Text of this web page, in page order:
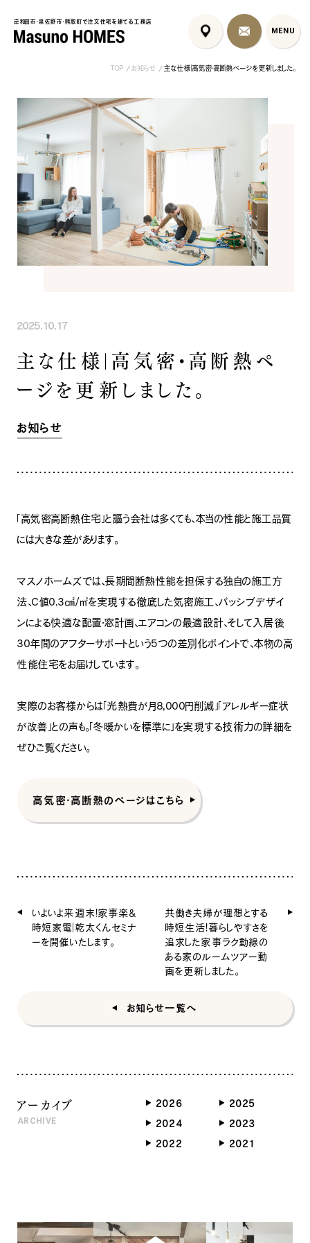
岸和田市・泉佐野市・熊取町で注文住宅を建てる工務店
MENU
MENU
岸和田市・泉佐野市・熊取町で注文住宅を建てる工務店
泉佐野市の北欧デザイン注文
住宅｜自然素材と...
泉佐野市の共働き夫婦向け注
文住宅｜家事ラク...
フレンチカントリ
喰壁とペット...
コンセプト
はじめに
5つの約束
標準仕様
家づくりの流れ
施工事例
INFORMATION
イベント情報
社長ブログ
スタッフブログ
家づくり相談会
会社紹介
スタッフ紹介
採用情報
家づくり相談会 カタログ請求
TOP お知らせ 主な仕様｜高気密・高断熱ページを更新しました。
2025.10.17
主な仕様｜高気密・高断熱ペ
ージを更新しました。
お知らせ
「高気密高断熱住宅」と謳う会社は多くても、本当の性能と施工品質
には大きな差があります。
マスノホームズでは、長期間断熱性能を担保する独自の施工方
法、C値0.3㎠/㎡を実現する徹底した気密施工、パッシブデザイ
ンによる快適な配置・窓計画、エアコンの最適設計、そして入居後
30年間のアフターサポートという5つの差別化ポイントで、本物の高
性能住宅をお届けしています。
実際のお客様からは「光熱費が月8,000円削減」「アレルギー症状
が改善」との声も。「冬暖かいを標準に」を実現する技術力の詳細を
ぜひご覧ください。
高気密・高断熱のページはこちら
いよいよ来週末！家事楽＆
時短家電｜乾太くんセミナ
ーを開催いたします。
共働き夫婦が理想とする
時短生活！暮らしやすさを
追求した家事ラク動線の
ある家のルームツアー動
画を更新しました。
お知らせ一覧へ
アーカイブ
ARCHIVE
2026
2025
2024
2023
2022
2021